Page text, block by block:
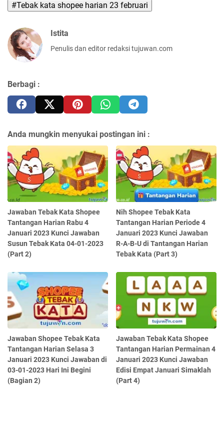
#Tebak kata shopee harian 23 februari
Istita
Penulis dan editor redaksi tujuwan.com
Berbagi :
Anda mungkin menyukai postingan ini :
Jawaban Tebak Kata Shopee
Tantangan Harian Rabu 4
Januari 2023 Kunci Jawaban
Susun Tebak Kata 04-01-2023
(Part 2)
Nih Shopee Tebak Kata
Tantangan Harian Periode 4
Januari 2023 Kunci Jawaban
R-A-B-U di Tantangan Harian
Tebak Kata (Part 3)
Jawaban Shopee Tebak Kata
Tantangan Harian Selasa 3
Januari 2023 Kunci Jawaban di
03-01-2023 Hari Ini Begini
(Bagian 2)
Jawaban Tebak Kata Shopee
Tantangan Harian Permainan 4
Januari 2023 Kunci Jawaban
Edisi Empat Januari Simaklah
(Part 4)